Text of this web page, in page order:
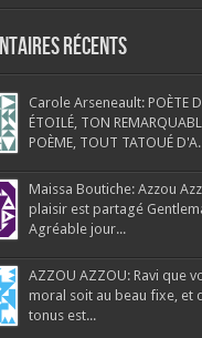
récents
Carole Arseneault: POÈTE
ÉTOILÉ, TON
POÈME, TOUT TATOUÉ
Maissa Boutiche: Azzou
plaisir est partagé
Agréable jour...
AZZOU AZZOU: Ravi que
moral soit au beau fixe, et
tonus est...